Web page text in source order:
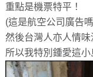
重點是機票特平！
(這是航空公司廣告嗎
然後台灣人亦人情味
所以我特別鍾愛這小